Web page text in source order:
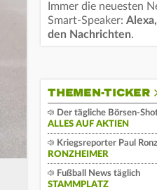
Immer die neuesten
Smart-Speaker:
den Nachrichten.
THEMEN-TICKER
Der tägliche Börsen-
ALLES AUF AKTIEN
Kriegsreporter Paul
RONZHEIMER
Fußball News täglich
STAMMPLATZ